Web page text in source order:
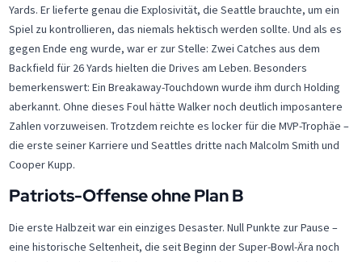
Yards. Er lieferte genau die Explosivität, die Seattle brauchte, um ein
Spiel zu kontrollieren, das niemals hektisch werden sollte. Und als es
gegen Ende eng wurde, war er zur Stelle: Zwei Catches aus dem
Backfield für 26 Yards hielten die Drives am Leben. Besonders
bemerkenswert: Ein Breakaway-Touchdown wurde ihm durch Holding
aberkannt. Ohne dieses Foul hätte Walker noch deutlich imposantere
Zahlen vorzuweisen. Trotzdem reichte es locker für die MVP-Trophäe –
die erste seiner Karriere und Seattles dritte nach Malcolm Smith und
Cooper Kupp.
Patriots-Offense ohne Plan B
Die erste Halbzeit war ein einziges Desaster. Null Punkte zur Pause –
eine historische Seltenheit, die seit Beginn der Super-Bowl-Ära noch